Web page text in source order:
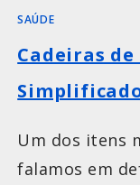
SAÚDE
Cadeiras
Um dos itens
falamos em